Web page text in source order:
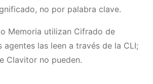
no por palabra clave.
Memoria utilizan Cifrado de
agentes las leen a través de la CLI;
Clavitor no pueden.